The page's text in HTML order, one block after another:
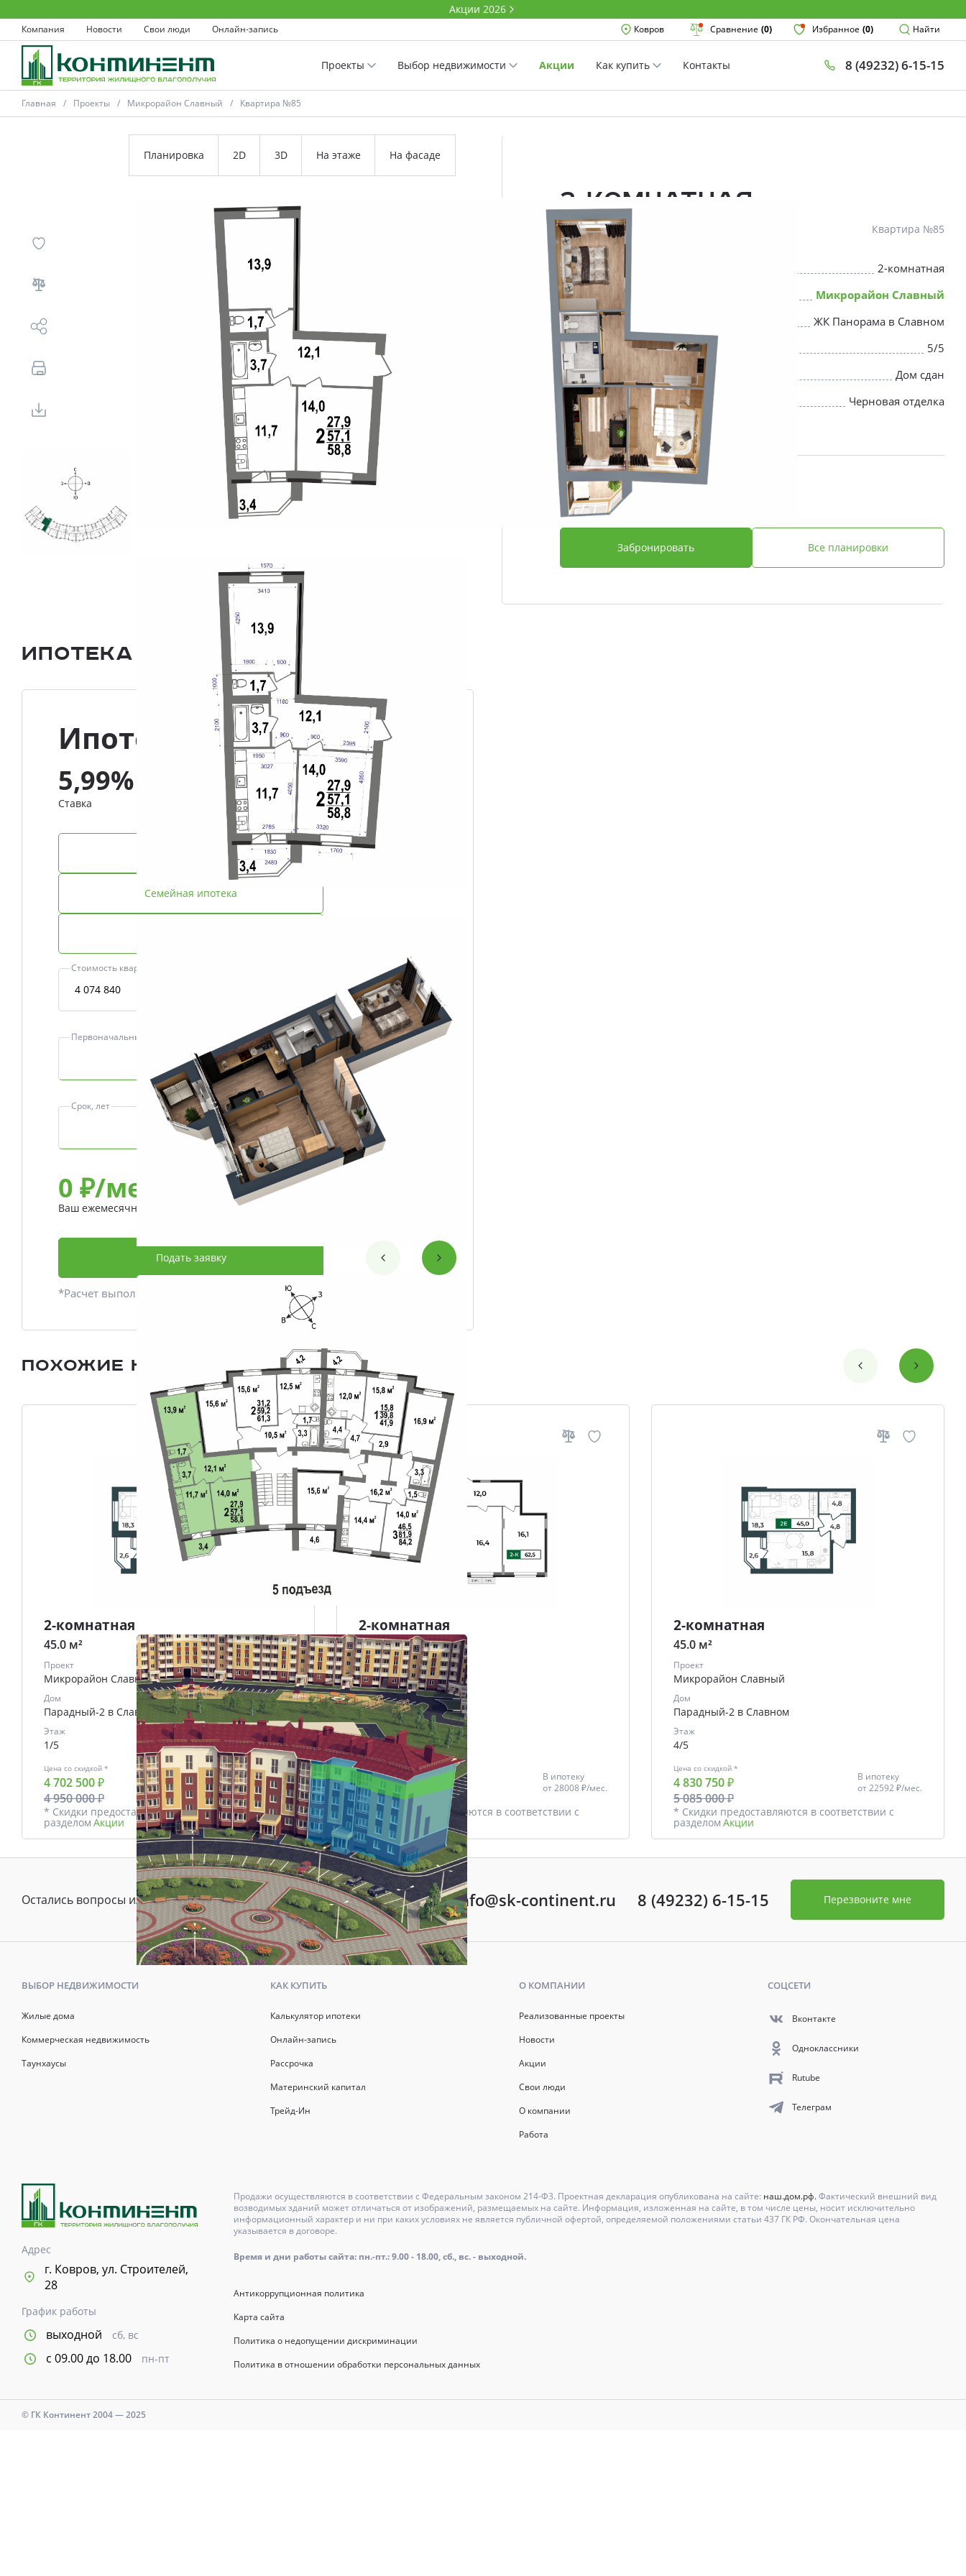
Акции 2026
Компания Новости Свои люди Онлайн-запись Ковров Сравнение (0) Избранное (0) Найти
Проекты Выбор недвижимости Акции Как купить Контакты 8 (49232) 6-15-15
×
Проекты
Свои Люди
Офис продаж
О компании
Онлайн-запись
Главная Проекты Микрорайон Славный Квартира №85
Поиск
Планировка 2D 3D На этаже На фасаде
2-комнатная
58.8 м² Квартира №85
Комнатность 2-комнатная
Проект Микрорайон Славный
Дом ЖК Панорама в Славном
Этаж 5/5
Срок сдачи Дом сдан
Отделка Черновая отделка
Дополнительно
4 074 840 ₽
Забронировать Все планировки
* Скидки предоставляются в
Ипотека и Рассрочка
Ипотека
5,99%
Ставка
Семейная ипотека
Стоимость квартиры, ₽
Первоначальный взнос, ₽
Срок, лет
0 ₽/мес
Ваш ежемесячный платеж
Подать заявку
*Расчет выполнен приблизительно
Похожие квартиры Все планировки
2-комнатная
45.0 м²
Проект
Микрорайон Славный
Дом
Парадный-2 в Славном
Этаж
1/5
Цена со скидкой *
4 702 500 ₽
4 950 000 ₽
В ипотеку
от21992 ₽/мес.
* Скидки предоставляются в соответствии с
разделом Акции
2-комнатная
62.5 м²
Проект
ЖК МАРШАЛ
Дом
Еловая, 82
Этаж
1/16
Цена со скидкой *
6 560 937 ₽
7 718 750 ₽
В ипотеку
от28008 ₽/мес.
* Скидки предоставляются в соответствии с
разделом Акции
2-комнатная
45.0 м²
Проект
Микрорайон Славный
Дом
Парадный-2 в Славном
Этаж
4/5
Цена со скидкой *
4 830 750 ₽
5 085 000 ₽
В ипотеку
от22592 ₽/мес.
* Скидки предоставляются в соответствии с
разделом Акции
Остались вопросы или предложения? Задать вопрос info@sk-continent.ru 8 (49232) 6-15-15 Перезвоните мне
ВЫБОР НЕДВИЖИМОСТИ
Жилые дома
Коммерческая недвижимость
Таунхаусы
КАК КУПИТЬ
Калькулятор ипотеки
Онлайн-запись
Рассрочка
Материнский капитал
Трейд-Ин
О КОМПАНИИ
Реализованные проекты
Новости
Акции
Свои люди
О компании
Работа
СОЦСЕТИ
Вконтакте
Одноклассники
Rutube
Телеграм
Адрес
г. Ковров, ул. Строителей,
28
График работы
выходной сб, вс
с 09.00 до 18.00 пн-пт
Продажи осуществляются в соответствии с Федеральным законом 214-Ф3. Проектная декларация опубликована на сайте: наш.дом.рф.Фактический внешний вид
возводимых зданий может отличаться от изображений, размещаемых на сайте. Информация, изложенная на сайте, в том числе цены, носит исключительно
информационный характер и ни при каких условиях не является публичной офертой, определяемой положениями статьи 437 ГК РФ. Окончательная цена
указывается в договоре.
Время и дни работы сайта: пн.-пт.: 9.00 - 18.00, сб., вс. - выходной.
Антикоррупционная политика
Карта сайта
Политика о недопущении дискриминации
Политика в отношении обработки персональных данных
© ГК Континент 2004 — 2025